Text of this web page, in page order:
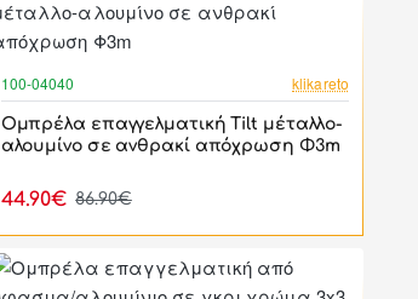
100-04040 klikareto
Ομπρέλα επαγγελματική Tilt μέταλλο-
αλουμίνο σε ανθρακί απόχρωση Φ3m
44.90€ 86.90€